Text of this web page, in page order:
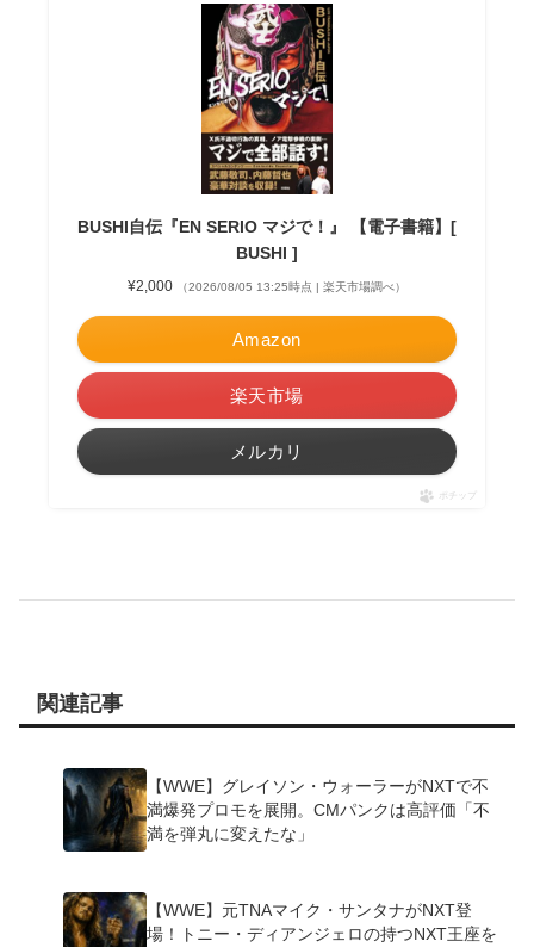
BUSHI自伝『EN SERIO マジで！』 【電子書籍】[
BUSHI ]
¥2,000 （2026/08/05 13:25時点 | 楽天市場調べ）
Amazon
楽天市場
メルカリ
ポチップ
関連記事
【WWE】グレイソン・ウォーラーがNXTで不
満爆発プロモを展開。CMパンクは高評価「不
満を弾丸に変えたな」
【WWE】元TNAマイク・サンタナがNXT登
場！トニー・ディアンジェロの持つNXT王座を